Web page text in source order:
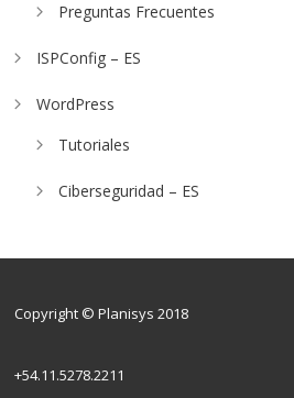
Preguntas Frecuentes
ISPConfig – ES
WordPress
Tutoriales
Ciberseguridad – ES
Copyright © Planisys 2018
+54.11.5278.2211